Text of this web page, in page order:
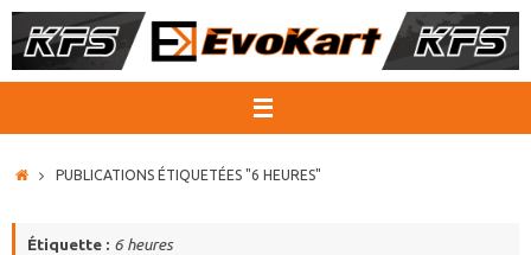
Passer
au
ACCUEIL
PUBLICATIONS ÉTIQUETÉES "6 HEURES"
Étiquette : 6 heures